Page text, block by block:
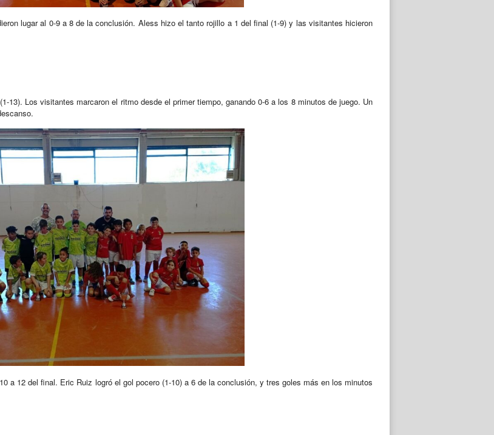
lugar al 0-9 a 8 de la conclusión. Aless hizo el tanto rojillo a 1 del final (1-9) y las visitantes hicieron
13). Los visitantes marcaron el ritmo desde el primer tiempo, ganando 0-6 a los 8 minutos de juego. Un
a 12 del final. Eric Ruiz logró el gol pocero (1-10) a 6 de la conclusión, y tres goles más en los minutos